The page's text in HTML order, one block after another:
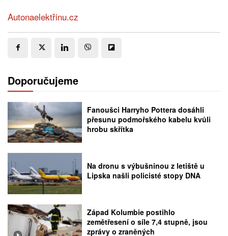
Autonaelektřinu.cz
Doporučujeme
Fanoušci Harryho Pottera dosáhli
přesunu podmořského kabelu kvůli
hrobu skřítka
Na dronu s výbušninou z letiště u
Lipska našli policisté stopy DNA
Západ Kolumbie postihlo
zemětřesení o síle 7,4 stupně, jsou
zprávy o zraněných